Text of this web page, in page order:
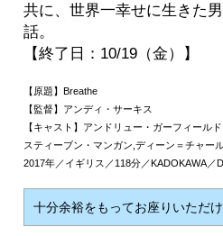
共に、世界一幸せに生きた
話。
【終了日：10/19（金）】
【原題】Breathe
【監督】アンディ・サーキス
【キャスト】アンドリュー・ガーフィール
スティーブン・マンガン,ディーン＝チャー
2017年／イギリス／118分／KADOKAWA／
十分余裕をもってお座りいただけ